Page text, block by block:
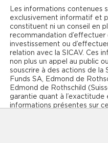
JUILLET 2024
54.4
Les informations contenues
exclusivement informatif et
constituent ni un conseil en
recommandation d’effectuer
investissement ou
relation avec la SICAV. Ces
non plus un appel au public
souscrire à des actions de la
Funds SA, Edmond de
Edmond de Rothschild
garantie quant à l’exactitude
informations présentes sur
l’utilisation de ces